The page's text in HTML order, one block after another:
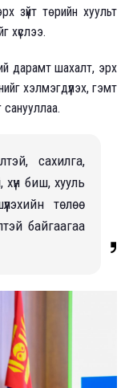
зүйт төрийн хуульт
хүслээ.
дарамт шахалт, эрх
хэлмэгдүүлэх, гэмт
сахилга,
хүн биш, хууль
төлөө
байгаагаа